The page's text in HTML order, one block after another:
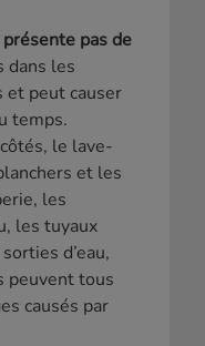
pas de
dans les
peut causer
temps.
le lave-
et les
les
les tuyaux
d’eau,
peuvent tous
causés par